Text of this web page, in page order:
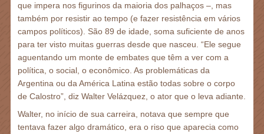
que impera nos figurinos da maioria dos palhaços –, mas
também por resistir ao tempo (e fazer resistência em vários
campos políticos). São 89 de idade, soma suficiente de anos
para ter visto muitas guerras desde que nasceu. “Ele segue
aguentando um monte de embates que têm a ver com a
política, o social, o econômico. As problemáticas da
Argentina ou da América Latina estão todas sobre o corpo
de Calostro”, diz Walter Velázquez, o ator que o leva adiante.
Walter, no início de sua carreira, notava que sempre que
tentava fazer algo dramático, era o riso que aparecia como